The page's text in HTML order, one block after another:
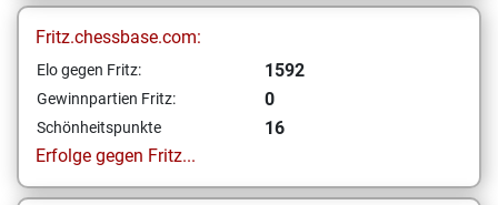
Fritz.chessbase.com:
Elo gegen Fritz: 1592
Gewinnpartien Fritz: 0
Schönheitspunkte
16
Erfolge gegen Fritz...